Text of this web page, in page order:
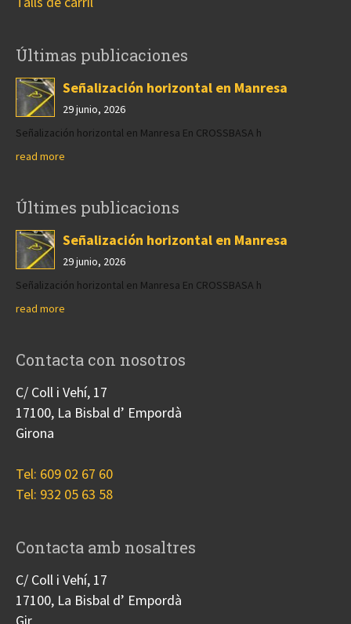
Últimas publicaciones
Señalización horizontal en Manresa
29 junio, 2026
Señalización horizontal en Manresa En CROSSBASA h
read more
Últimes publicacions
Señalización horizontal en Manresa
29 junio, 2026
Señalización horizontal en Manresa En CROSSBASA h
read more
Contacta con nosotros
C/ Coll i Vehí, 17
17100, La Bisbal d’ Empordà
Girona
Tel: 609 02 67 60
Tel: 932 05 63 58
Contacta amb nosaltres
C/ Coll i Vehí, 17
17100, La Bisbal d’ Empordà